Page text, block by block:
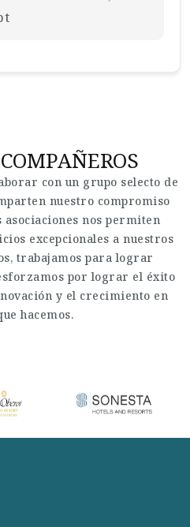
con un grupo selecto de
nuestro compromiso
asociaciones nos permiten
excepcionales a nuestros
trabajamos para lograr
por lograr el éxito
y el crecimiento en
hacemos.